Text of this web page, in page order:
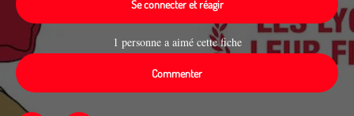
Se connecter et réagir
1 personne a aimé cette fiche
Commenter